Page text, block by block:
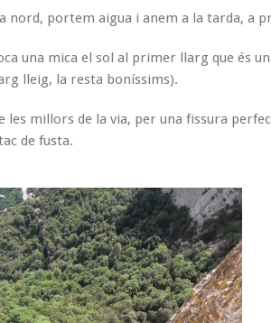
nord, portem aigua i anem a la tarda, a
una mica el sol al primer llarg que és
lleig, la resta boníssims).
les millors de la via, per una fissura
de fusta.